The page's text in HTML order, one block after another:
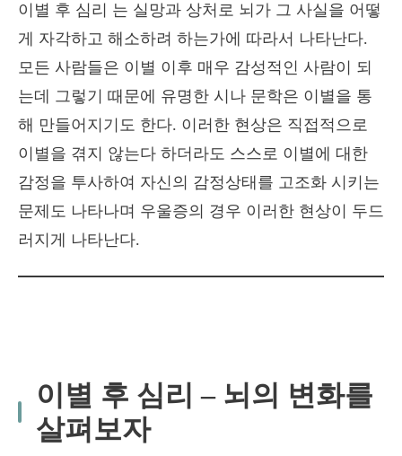
이별 후 심리 는 실망과 상처로 뇌가 그 사실을 어떻
게 자각하고 해소하려 하는가에 따라서 나타난다.
모든 사람들은 이별 이후 매우 감성적인 사람이 되
는데 그렇기 때문에 유명한 시나 문학은 이별을 통
해 만들어지기도 한다. 이러한 현상은 직접적으로
이별을 겪지 않는다 하더라도 스스로 이별에 대한
감정을 투사하여 자신의 감정상태를 고조화 시키는
문제도 나타나며 우울증의 경우 이러한 현상이 두드
러지게 나타난다.
이별 후 심리 – 뇌의 변화를
살펴보자